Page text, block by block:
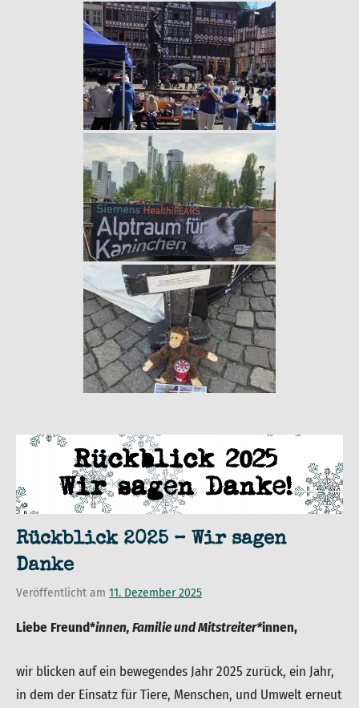
Rückblick 2025 – Wir sagen
Danke
Veröffentlicht am 11. Dezember 2025
Liebe Freund*innen, Familie und Mitstreiter*innen,
wir blicken auf ein bewegendes Jahr 2025 zurück, ein Jahr,
in dem der Einsatz für Tiere, Menschen, und Umwelt erneut